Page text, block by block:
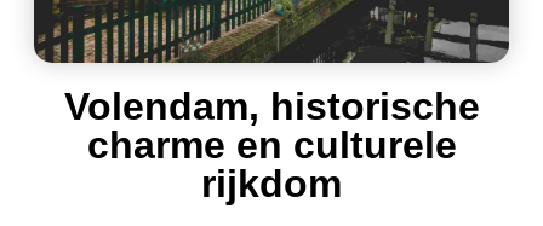
Volendam, historische
charme en culturele
rijkdom